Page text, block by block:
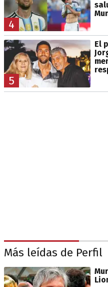
4
5
El
Más leídas de Perfil